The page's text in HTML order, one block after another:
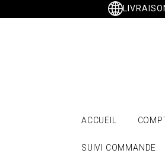
ACCUEIL
SUIVI COMMANDE